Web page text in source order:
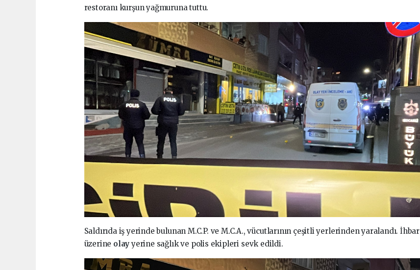
restoranı kurşun yağmuruna tuttu.
Saldırıda iş yerinde bulunan M.C.P. ve M.C.A., vücutlarının çeşitli yerlerinden yaralandı. İhbar
üzerine olayyerine sağlık ve polis ekipleri sevk edildi.